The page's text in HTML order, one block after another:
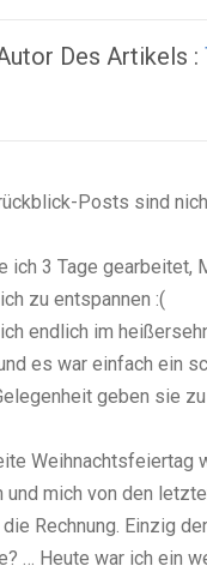
Des Artikels :
Posts sind
ich 3 Tage gearbeitet,
zu entspannen :(
endlich im
es war einfach ein
geben sie
Weihnachtsfeiertag
mich von den
Rechnung. Einzig
… Heute war ich ein